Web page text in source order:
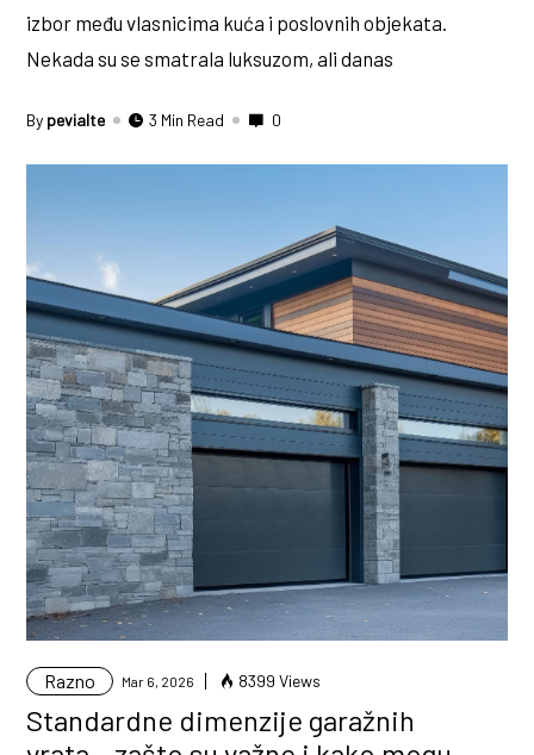
izbor među vlasnicima kuća i poslovnih objekata.
Nekada su se smatrala luksuzom, ali danas
By pevialte 3 Min Read 0
Razno Mar 6, 2026 8399 Views
Standardne dimenzije garažnih